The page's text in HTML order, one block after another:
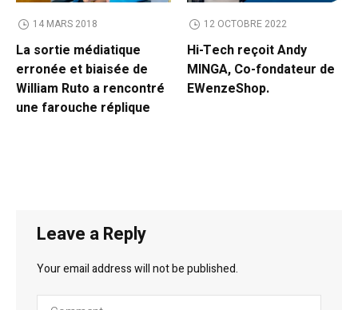
14 MARS 2018
La sortie médiatique
erronée et biaisée de
William Ruto a rencontré
une farouche réplique
12 OCTOBRE 2022
Hi-Tech reçoit Andy
MINGA, Co-fondateur de
EWenzeShop.
Leave a Reply
Your email address will not be published.